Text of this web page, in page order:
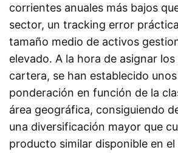
corrientes anuales más bajos
sector, un tracking error
tamaño medio de activos
elevado. A la hora de asignar
cartera, se han establecido
ponderación en función de la
área geográfica, consiguiendo
una diversificación mayor que
producto similar disponible en el